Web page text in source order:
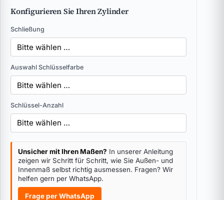
Konfigurieren Sie Ihren Zylinder
Schließung
Auswahl Schlüsselfarbe
Schlüssel-Anzahl
Unsicher mit Ihren Maßen? In unserer Anleitung
zeigen wir Schritt für Schritt, wie Sie Außen- und
Innenmaß selbst richtig ausmessen. Fragen? Wir
helfen gern per WhatsApp.
Frage per WhatsApp